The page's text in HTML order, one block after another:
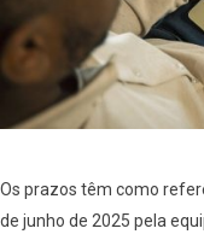
Os prazos têm como
de junho de 2025 pela